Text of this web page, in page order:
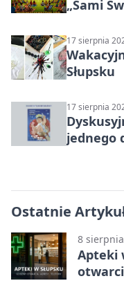
„Sami
17 sierpnia
Słupsku
17 sierpnia
jednego
Ostatnie
8
Apteki